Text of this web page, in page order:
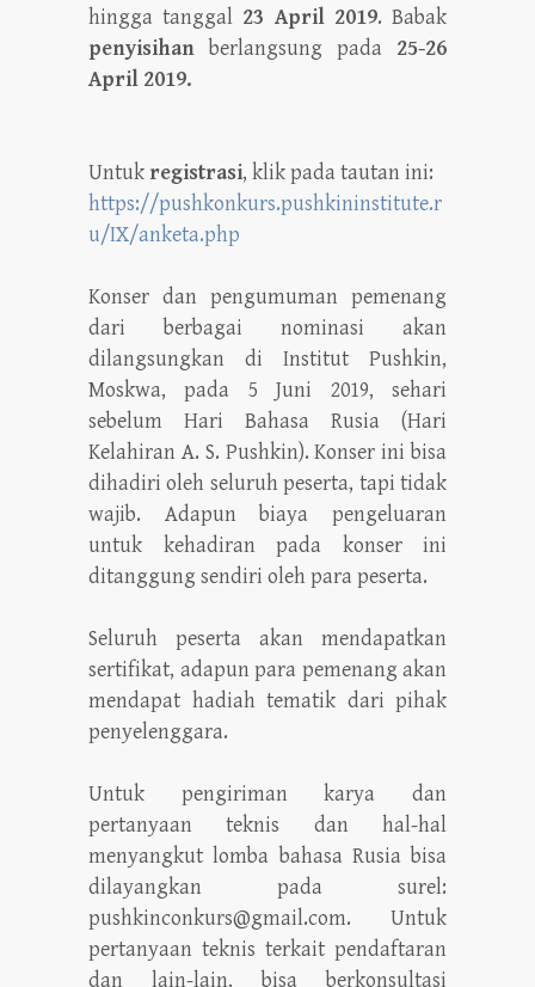
hingga tanggal 23 April 2019. Babak
penyisihanberlangsung pada 25-26
April 2019.
Untuk registrasi, klik pada tautan ini:
https://pushkonkurs.pushkininstitute.r
u/IX/anketa.php
Konser dan pengumuman pemenang
dari berbagai nominasi akan
dilangsungkan di Institut Pushkin,
Moskwa, pada 5 Juni 2019, sehari
sebelum Hari Bahasa Rusia (Hari
Kelahiran A. S. Pushkin). Konser ini bisa
dihadiri oleh seluruh peserta, tapi tidak
wajib. Adapun biaya pengeluaran
untuk kehadiran pada konser ini
ditanggung sendiri oleh para peserta.
Seluruh peserta akan mendapatkan
sertifikat, adapun para pemenang akan
mendapat hadiah tematik dari pihak
penyelenggara.
Untuk pengiriman karya dan
pertanyaan teknis dan hal-hal
menyangkut lomba bahasa Rusia bisa
dilayangkan pada surel:
pushkinconkurs@gmail.com. Untuk
pertanyaan teknis terkait pendaftaran
dan lain-lain, bisa berkonsultasi